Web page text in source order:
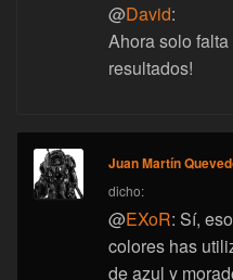
@David:
Ahora solo
resultados!
Juan Martín
dicho:
@EXoR: Sí,
colores has
de azul y